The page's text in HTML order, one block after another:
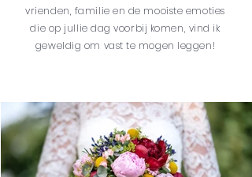
vrienden, familie en de mooiste emoties
die op jullie dag voorbij komen, vind ik
geweldig om vast te mogen leggen!